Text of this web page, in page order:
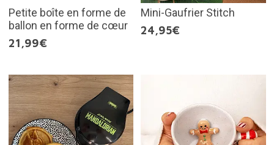
Petite boîte en forme de
ballon en forme de cœur
21,99€
Mini-Gaufrier Stitch
24,95€